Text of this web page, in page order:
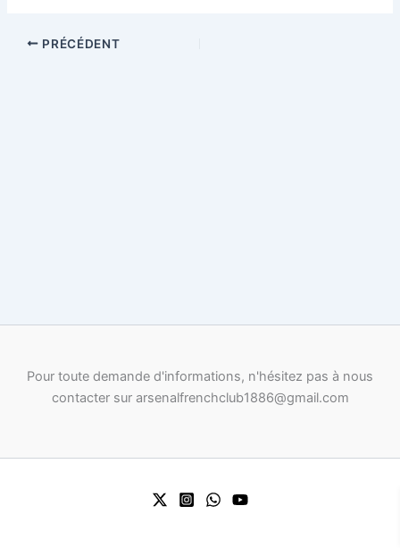
PRÉCÉDENT
Pour toute demande d'informations, n'hésitez pas à nous
contacter sur arsenalfrenchclub1886@gmail.com